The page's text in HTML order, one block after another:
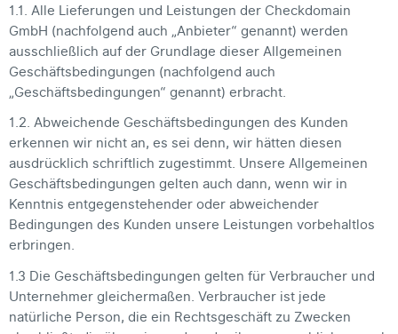
1.1. Alle Lieferungen und Leistungen der Checkdomain
GmbH (nachfolgend auch „Anbieter“ genannt) werden
ausschließlich auf der Grundlage dieser Allgemeinen
Geschäftsbedingungen (nachfolgend auch
„Geschäftsbedingungen“ genannt) erbracht.
1.2. Abweichende Geschäftsbedingungen des Kunden
erkennen wir nicht an, es sei denn, wir hätten diesen
ausdrücklich schriftlich zugestimmt. Unsere Allgemeinen
Geschäftsbedingungen gelten auch dann, wenn wir in
Kenntnis entgegenstehender oder abweichender
Bedingungen des Kunden unsere Leistungen vorbehaltlos
erbringen.
1.3 Die Geschäftsbedingungen gelten für Verbraucher und
Unternehmer gleichermaßen. Verbraucher ist jede
natürliche Person, die ein Rechtsgeschäft zu Zwecken